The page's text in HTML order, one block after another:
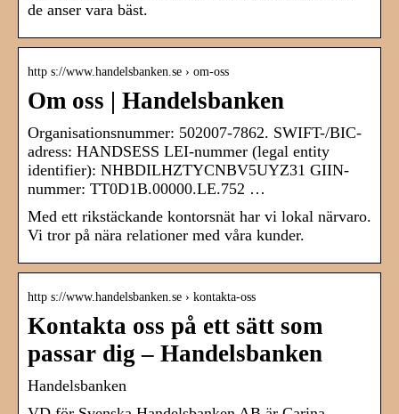
de anser vara bäst.
http s://www.handelsbanken.se › om-oss
Om oss | Handelsbanken
Organisationsnummer: 502007-7862. SWIFT-/BIC-
adress: HANDSESS LEI-nummer (legal entity
identifier): NHBDILHZTYCNBV5UYZ31 GIIN-
nummer: TT0D1B.00000.LE.752 …
Med ett rikstäckande kontorsnät har vi lokal närvaro.
Vi tror på nära relationer med våra kunder.
http s://www.handelsbanken.se › kontakta-oss
Kontakta oss på ett sätt som
passar dig – Handelsbanken
Handelsbanken